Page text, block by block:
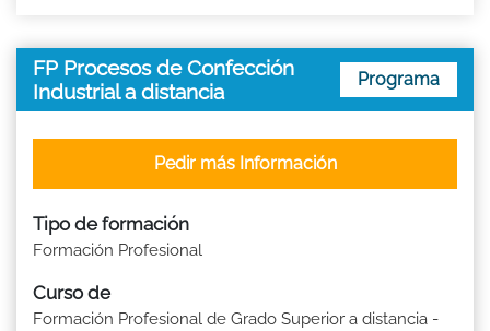
FP Procesos de Confección
Industrial a distancia
Programa
Tipo de formación
Formación Profesional
Curso de
Formación Profesional de Grado Superior a distancia -
Pedir más Información